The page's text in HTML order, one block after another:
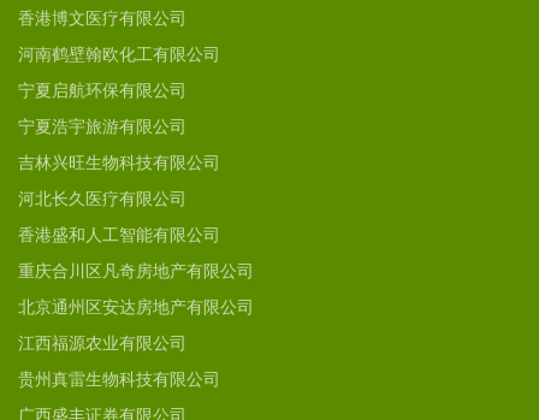
香港博文医疗有限公司
河南鹤壁翰欧化工有限公司
宁夏启航环保有限公司
宁夏浩宇旅游有限公司
吉林兴旺生物科技有限公司
河北长久医疗有限公司
香港盛和人工智能有限公司
重庆合川区凡奇房地产有限公司
北京通州区安达房地产有限公司
江西福源农业有限公司
贵州真雷生物科技有限公司
广西盛丰证券有限公司